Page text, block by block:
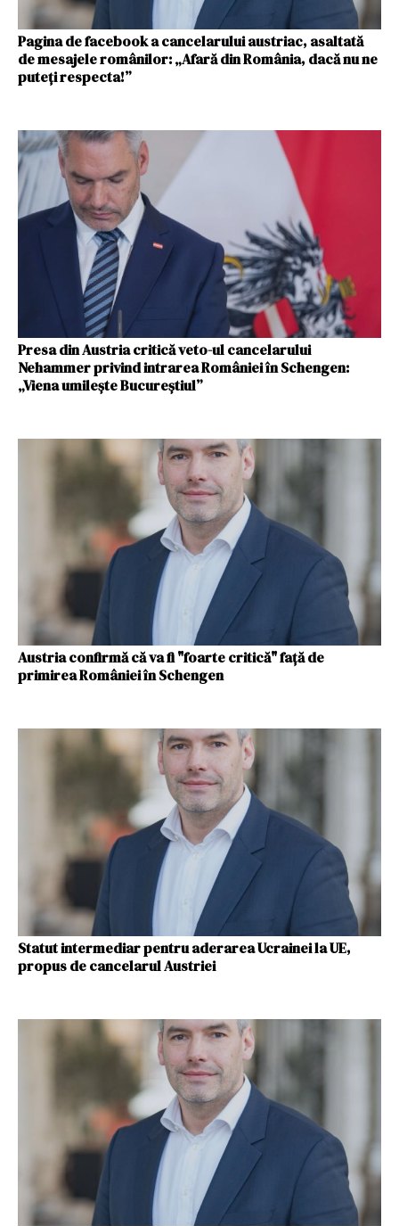
Pagina de facebook a cancelarului austriac, asaltată
de mesajele românilor: „Afară din România, dacă nu ne
puteți respecta!”
Presa din Austria critică veto-ul cancelarului
Nehammer privind intrarea României în Schengen:
„Viena umilește Bucureștiul”
Austria confirmă că va fi "foarte critică" faţă de
primirea României în Schengen
Statut intermediar pentru aderarea Ucrainei la UE,
propus de cancelarul Austriei